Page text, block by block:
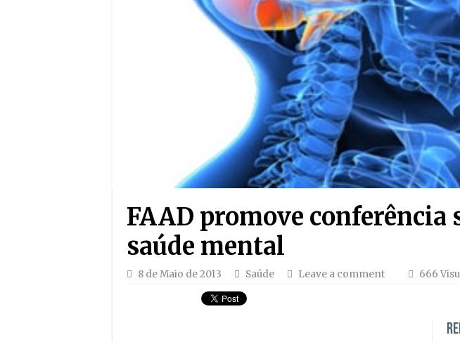
FAAD promove conferência
saúde mental
8 de Maio de 2013 Saúde Leave a comment 666